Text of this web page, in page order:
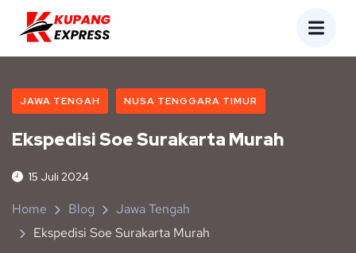
JAWA TENGAH NUSA TENGGARA TIMUR
Ekspedisi Soe Surakarta Murah
15 Juli 2024
Home Blog
Jawa Tengah
Ekspedisi Soe Surakarta Murah